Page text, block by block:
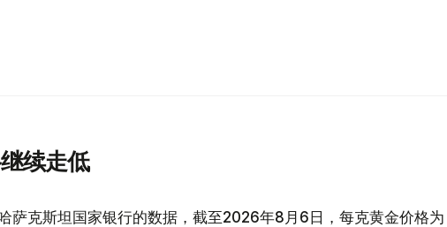
续走低
萨克斯坦国家银行的数据，截至2026年8月6日，每克黄金价格为